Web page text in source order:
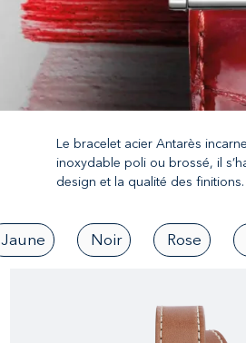
Le bracelet acier Antarès
inoxydable poli ou brossé, il
design et la qualité des finitions.
Jaune Noir Rose